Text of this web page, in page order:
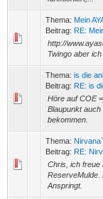
Thema: Mein
Beitrag: RE:
http://
Twingo aber
Thema: is die
Beitrag: RE: is
Höre auf COE
Blaupunkt
bekommen.
Thema:
Beitrag: RE:
Chris, ich freue
ReserveMulde.
Anspringt.